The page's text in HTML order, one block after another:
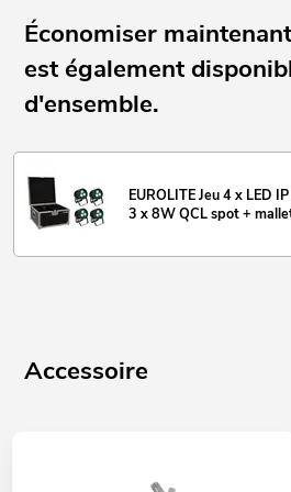
Économiser
est également
d'ensemble.
EUROLITE Jeu 4 x LED
3 x 8W QCL spot +
Accessoire